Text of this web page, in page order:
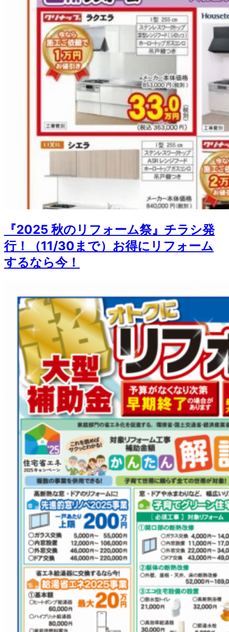
『2025 秋のリフォーム祭』チラシ発
行！（11/30まで）お得にリフォーム
するなら今！